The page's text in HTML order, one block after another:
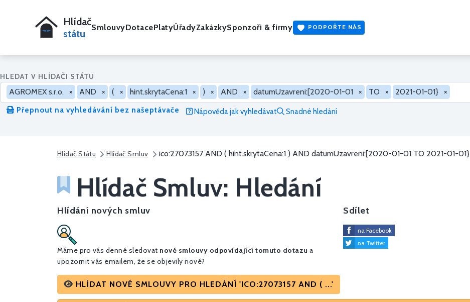
Hlídač
státu
SmlouvyDotacePlatyÚřadyZakázkySponzoři & firmy PODPOŘTE NÁS
HLEDAT V HLÍDAČI STÁTU
AGROMEX s.r.o. × AND × ( × hint.skrytaCena:1 × ) × AND × datumUzavreni:[2020-01-01 × TO × 2021-01-01} ×
Přepnout na vyhledávání bez našeptávače
Nápověda jak vyhledávat Snadné hledání
Hlídač Státu Hlídač Smluv ico:27073157 AND ( hint.skrytaCena:1 ) AND datumUzavreni:[2020-01-01 TO 2021-01-01}
Hlídač Smluv: Hledání
Hlídání nových smluv
Máme pro vás denné sledovat nové smlouvy odpovídající tomuto dotazu a
upozornit vás emailem, že se objevily nové?
HLÍDAT NOVÉ SMLOUVY PRO HLEDÁNÍ 'ICO:27073157 AND ( ...'
Sdílet
na Facebook
na Twitter